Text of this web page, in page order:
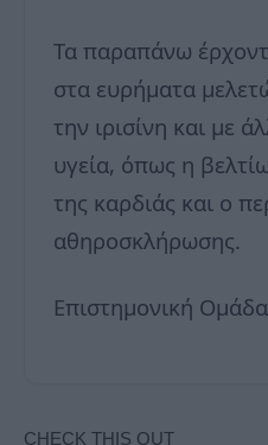
Τα παραπάνω
στα ευρήματα
την ιρισίνη και με
υγεία, όπως η
της καρδιάς και ο
αθηροσκλήρωσης.
Επιστημονική Ομάδα